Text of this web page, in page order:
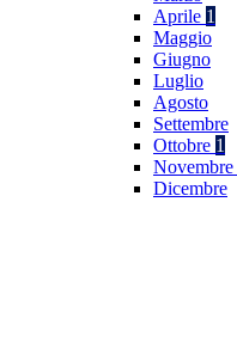
Aprile 1
Maggio
Giugno
Luglio
Agosto
Settembre
Ottobre 1
Novembre
Dicembre